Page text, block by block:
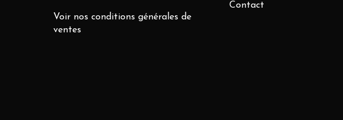
Voir nos conditions générales de
ventes
Contact